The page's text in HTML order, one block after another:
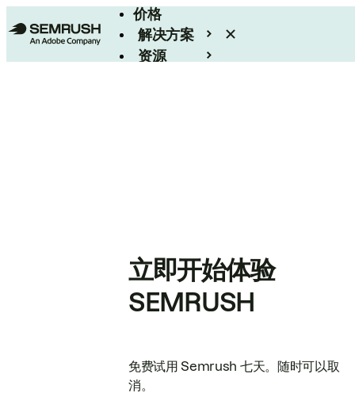
价格
解决方案
资源
立即开始体验
SEMRUSH
免费试用 Semrush 七天。随时可以取
消。